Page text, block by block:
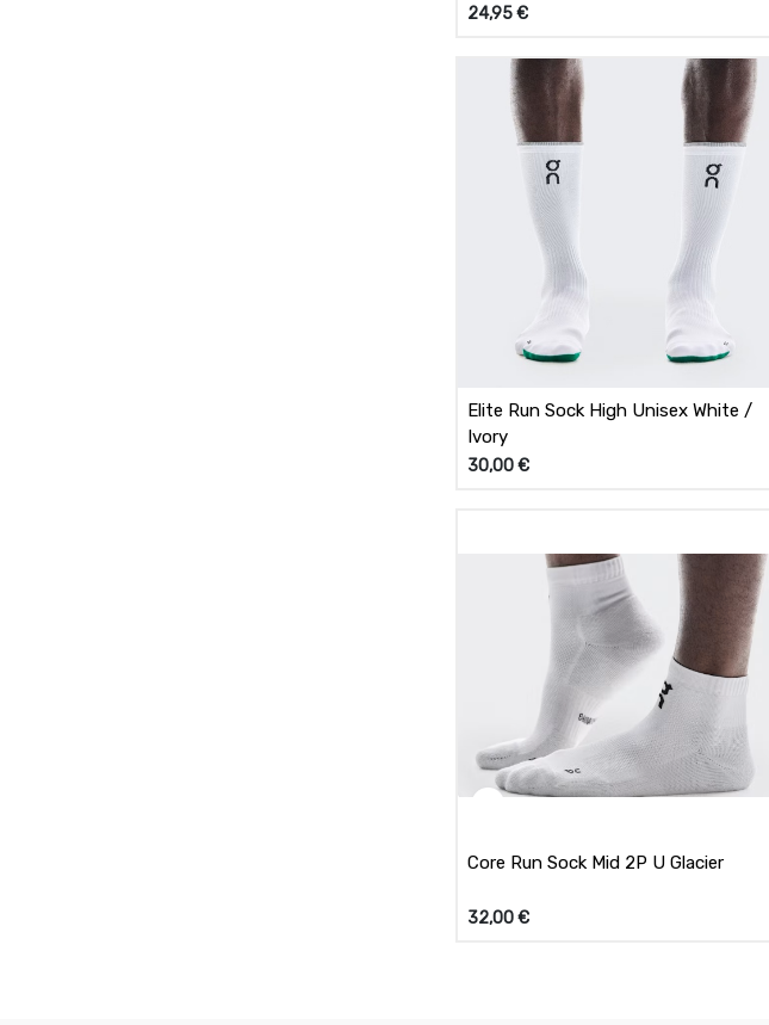
24,95€
Elite Run Sock High Unisex White /
Ivory
30,00€
Core Run Sock Mid 2P U Glacier
32,00€